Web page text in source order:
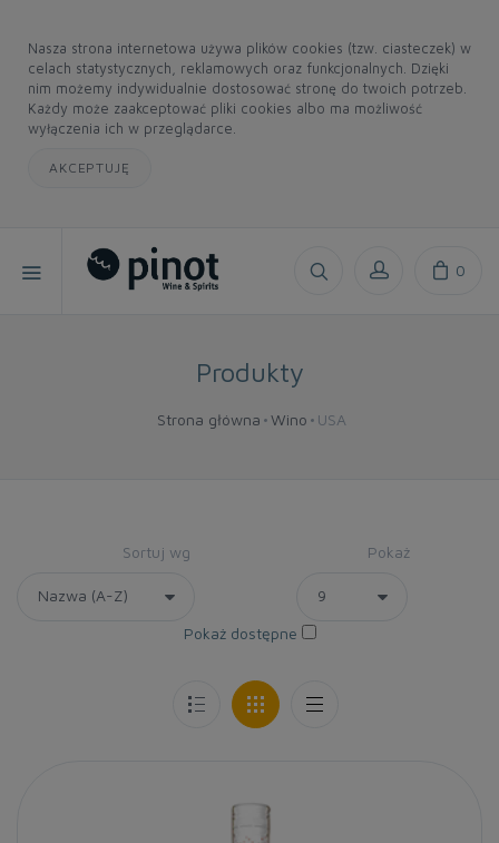
Nasza strona internetowa używa plików cookies (tzw. ciasteczek) w
celach statystycznych, reklamowych oraz funkcjonalnych. Dzięki
nim możemy indywidualnie dostosować stronę do twoich potrzeb.
Każdy może zaakceptować pliki cookies albo ma możliwość
wyłączenia ich w przeglądarce.
AKCEPTUJĘ
0
Produkty
Strona główna Wino USA
Sortuj wg Pokaż
Pokaż dostępne